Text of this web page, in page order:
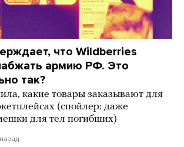
что Wildberries
армию РФ. Это
так?
какие товары заказывают для
(спойлер: даже
для тел погибших)